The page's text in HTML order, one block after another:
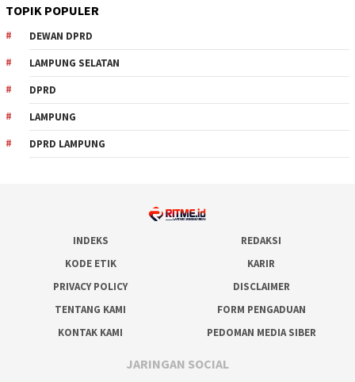
TOPIK POPULER
DEWAN DPRD
LAMPUNG SELATAN
DPRD
LAMPUNG
DPRD LAMPUNG
INDEKS
REDAKSI
KODE ETIK
KARIR
PRIVACY POLICY
DISCLAIMER
TENTANG KAMI
FORM PENGADUAN
KONTAK KAMI
PEDOMAN MEDIA SIBER
JARINGAN SOCIAL